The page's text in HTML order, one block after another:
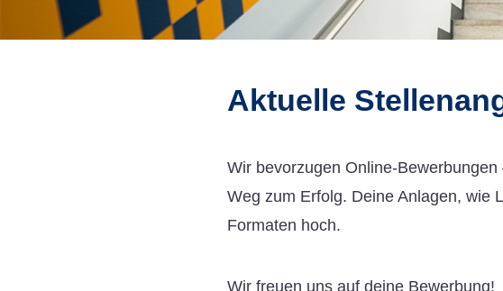
Aktuelle
Wir bevorzugen Online-
Weg zum Erfolg. Deine Anlagen, wie
Formaten hoch.
Wir freuen uns auf deine Bewerbung!